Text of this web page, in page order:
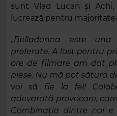
sunt Vlad Lucan și
lucrează pentru
„Belladonna este
preferate. A fost pentru
ore de filmare am dat
piese. Nu mă pot sătura
voi să fie la fel!
adevarată provocare,
Combinația dintre noi e